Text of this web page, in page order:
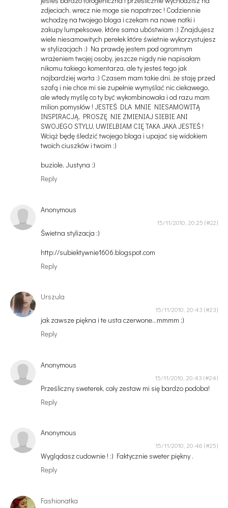
zdjeciach, wrecz nie moge sie napatrzec ! Codziennie
wchodzę na twojego bloga i czekam na nowe notki i
zakupy lumpeksowe, które sama ubóstwiam :) Znajdujesz
wiele niesamowitych perełek które świetnie wykorzystujesz
w stylizacjach :) Na prawdę jestem pod ogromnym
wrażeniem twojej osoby, jeszcze nigdy nie napisałam
nikomu takiego komentarza, ale ty jesteś tego jak
najbardziej warta :) Czasem mam takie dni, że staję przed
szafą i nie chce mi sie zupełnie wymyślać nic ciekawego,
ale wtedy myślę co ty być wykombinowała i od razu mam
milion pomysłów ! JESTEŚ DLA MNIE NIESAMOWITĄ
INSPIRACJĄ, PROSZĘ NIE ZMIENIAJ SIEBIE ANI
SWOJEGO STYLU, UWIELBIAM CIĘ TAKA JAKA JESTEŚ !
Wciąż będę śledzić twojego bloga i upajać się widokiem
twoich ciuszków i twoim :)
buziole, Justyna :)
Reply
Anonymous
15/11/2010, 20:25
Świetna stylizacja :)
http://subiektywnie1606.blogspot.com
Reply
Urszula
15/11/2010, 20:43
jak zawsze piękna i te usta czerwone...mmmm ;)
Reply
Anonymous
15/11/2010, 20:43
Prześliczny sweterek, cały zestaw mi się bardzo podoba!
Reply
Anonymous
15/11/2010, 20:46
Wyglądasz cudownie ! :) Faktycznie sweter piękny .
Reply
Fashionatka